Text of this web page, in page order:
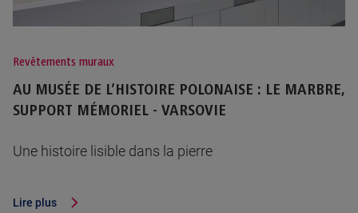
Revêtements muraux
AU MUSÉE DE L’HISTOIRE POLONAISE : LE MARBRE,
SUPPORT MÉMORIEL - VARSOVIE
Une histoire lisible dans la pierre
Lire plus